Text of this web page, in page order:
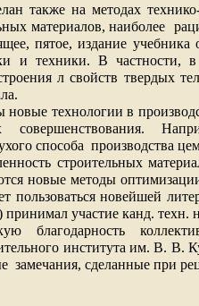
также на методах
материалов, наиболее
пятое, издание учебника
и техники. В частности,
л свойств твердых
новые технологии в
совершенствования.
способа производства
строительных
новые методы
пользоваться новейшей
принимал участие канд.
благодарность
института им. В. В.
замечания, сделанные при